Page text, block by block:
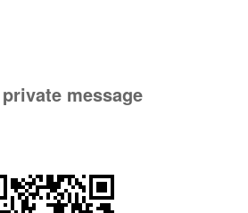
message